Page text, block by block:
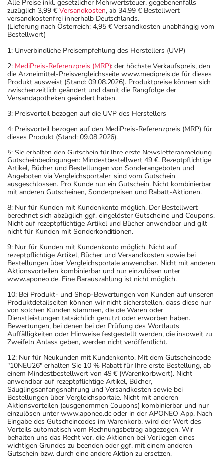
Alle Preise inkl. gesetzlicher Mehrwertsteuer, gegebenenfalls
zuzüglich 3,99 € Versandkosten, ab 34,99 € Bestellwert
versandkostenfrei innerhalb Deutschlands.
(Lieferung nach Österreich: 4,95 € Versandkosten unabhängig vom
Bestellwert)
1: Unverbindliche Preisempfehlung des Herstellers (UVP)
2: MediPreis-Referenzpreis (MRP): der höchste Verkaufspreis, den
die Arzneimittel-Preisvergleichsseite www.medipreis.de für dieses
Produkt ausweist (Stand: 09.08.2026). Produktpreise können sich
zwischenzeitlich geändert und damit die Rangfolge der
Versandapotheken geändert haben.
3: Preisvorteil bezogen auf die UVP des Herstellers
4: Preisvorteil bezogen auf den MediPreis-Referenzpreis (MRP) für
dieses Produkt (Stand: 09.08.2026).
5: Sie erhalten den Gutschein für Ihre erste Newsletteranmeldung.
Gutscheinbedingungen: Mindestbestellwert 49 €. Rezeptpflichtige
Artikel, Bücher und Bestellungen von Sonderangeboten und
Angeboten via Vergleichsportalen sind vom Gutschein
ausgeschlossen. Pro Kunde nur ein Gutschein. Nicht kombinierbar
mit anderen Gutscheinen, Sonderpreisen und Rabatt-Aktionen.
8: Nur für Kunden mit Kundenkonto möglich. Der Bestellwert
berechnet sich abzüglich ggf. eingelöster Gutscheine und Coupons.
Nicht auf rezeptpflichtige Artikel und Bücher anwendbar und gilt
nicht für Kunden mit Sonderkonditionen.
9: Nur für Kunden mit Kundenkonto möglich. Nicht auf
rezeptpflichtige Artikel, Bücher und Versandkosten sowie bei
Bestellungen über Vergleichsportale anwendbar. Nicht mit anderen
Aktionsvorteilen kombinierbar und nur einzulösen unter
www.aponeo.de. Eine Barauszahlung ist nicht möglich.
10: Bei Produkt- und Shop-Bewertungen von Kunden auf unseren
Produktdetailseiten können wir nicht sicherstellen, dass diese nur
von solchen Kunden stammen, die die Waren oder
Dienstleistungen tatsächlich genutzt oder erworben haben.
Bewertungen, bei denen bei der Prüfung des Wortlauts
Auffälligkeiten oder Hinweise festgestellt werden, die insoweit zu
Zweifeln Anlass geben, werden nicht veröffentlicht.
12: Nur für Neukunden mit Kundenkonto. Mit dem Gutscheincode
"10NEU26" erhalten Sie 10 % Rabatt für Ihre erste Bestellung, ab
einem Mindestbestellwert von 49 € (Warenkorbwert). Nicht
anwendbar auf rezeptpflichtige Artikel, Bücher,
Säuglingsanfangsnahrung und Versandkosten sowie bei
Bestellungen über Vergleichsportale. Nicht mit anderen
Aktionsvorteilen (ausgenommen Coupons) kombinierbar und nur
einzulösen unter www.aponeo.de oder in der APONEO App. Nach
Eingabe des Gutscheincodes im Warenkorb, wird der Wert des
Vorteils automatisch vom Rechnungsbetrag abgezogen. Wir
behalten uns das Recht vor, die Aktionen bei Vorliegen eines
wichtigen Grundes zu beenden oder ggf. mit einem anderen
Gutschein bzw. durch eine andere Aktion zu ersetzen.